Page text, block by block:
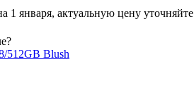
1 января, актуальную цену уточняйте
512GB Blush